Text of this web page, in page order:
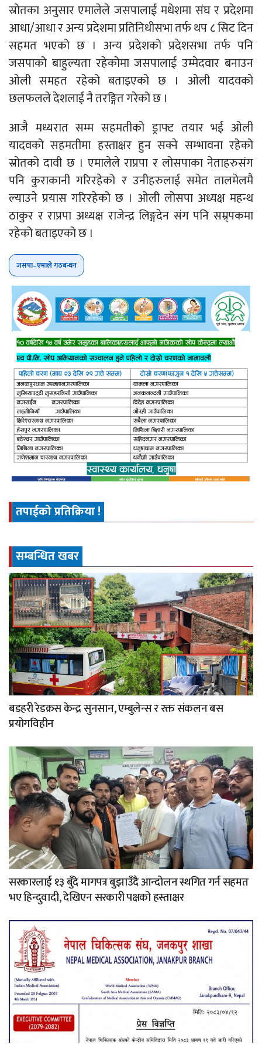
स्रोतका अनुसार एमालेले जसपालाई मधेशमा संघ र प्रदेशमा
आधा/आधा र अन्य प्रदेशमा प्रतिनिधीसभा तर्फ थप ८ सिट दिन
सहमत भएको छ । अन्य प्रदेशको प्रदेशसभा तर्फ पनि
जसपाको बाहुल्यता रहेकोमा जसपालाई उम्मेदवार बनाउन
ओली समहत रहेको बताइएको छ । ओली यादवको
छलफलले देशलाई नै तरङ्गित गरेको छ ।
आजै मध्यरात सम्म सहमतीको ड्राफ्ट तयार भई ओली
यादवको सहमतीमा हस्ताक्षर हुन सक्ने सम्भावना रहेको
स्रोतको दावी छ । एमालेले राप्रपा र लोसपाका नेताहरुसंग
पनि कुराकानी गरिरहेको र उनीहरुलाई समेत तालमेलमै
ल्याउने प्रयास गरिरहेको छ । ओली लोसपा अध्यक्ष महन्थ
ठाकुर र राप्रपा अध्यक्ष राजेन्द्र लिङ्गदेन संग पनि सम्र्पकमा
रहेको बताइएको छ ।
जसपा–एमाले गठबन्धन
तपाईको प्रतिक्रिया !
सम्बन्धित खबर
बडहरी रेडक्रस केन्द्र सुनसान, एम्बुलेन्स र रक्त संकलन बस
प्रयोगविहीन
सरकारलाई १३ बुँदे मागपत्र बुझाउँदै आन्दोलन स्थगित गर्न सहमत
भए हिन्दुवादी, देखिएन सरकारी पक्षको हस्ताक्षर